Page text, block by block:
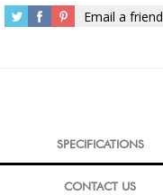
Email a friend
SPECIFICATIONS
CONTACT US